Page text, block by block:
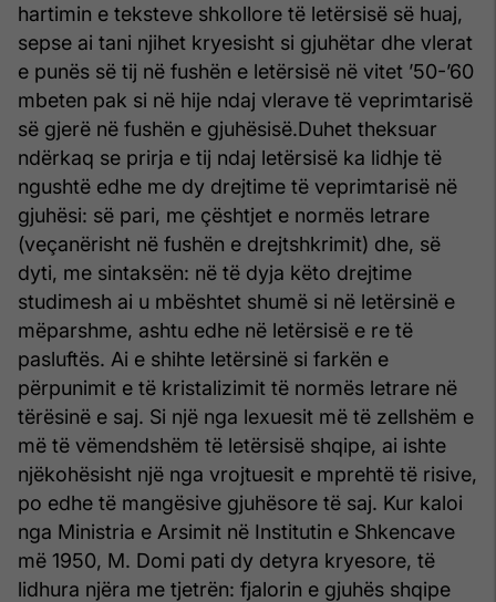
hartimin e teksteve shkollore të letërsisë së huaj,
sepse ai tani njihet kryesisht si gjuhëtar dhe vlerat
e punës së tij në fushën e letërsisë në vitet ’50-’60
mbeten pak si në hije ndaj vlerave të veprimtarisë
së gjerë në fushën e gjuhësisë.Duhet theksuar
ndërkaq se prirja e tij ndaj letërsisë ka lidhje të
ngushtë edhe me dy drejtime të veprimtarisë në
gjuhësi: së pari, me çështjet e normës letrare
(veçanërisht në fushën e drejtshkrimit) dhe, së
dyti, me sintaksën: në të dyja këto drejtime
studimesh ai u mbështet shumë si në letërsinë e
mëparshme, ashtu edhe në letërsisë e re të
pasluftës. Ai e shihte letërsinë si farkën e
përpunimit e të kristalizimit të normës letrare në
tërësinë e saj. Si një nga lexuesit më të zellshëm e
më të vëmendshëm të letërsisë shqipe, ai ishte
njëkohësisht një nga vrojtuesit e mprehtë të risive,
po edhe të mangësive gjuhësore të saj. Kur kaloi
nga Ministria e Arsimit në Institutin e Shkencave
më 1950, M. Domi pati dy detyra kryesore, të
lidhura njëra me tjetrën: fjalorin e gjuhës shqipe